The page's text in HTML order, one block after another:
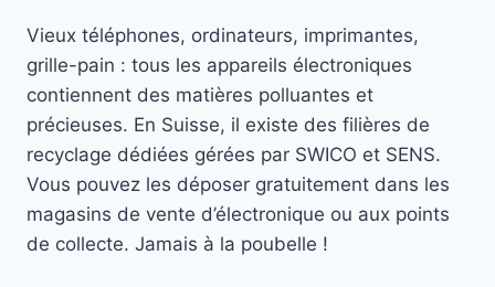
Vieux téléphones, ordinateurs, imprimantes,
grille-pain : tous les appareils électroniques
contiennent des matières polluantes et
précieuses. En Suisse, il existe des filières de
recyclage dédiées gérées par SWICO et SENS.
Vous pouvez les déposer gratuitement dans les
magasins de vente d’électronique ou aux points
de collecte. Jamais à la poubelle !